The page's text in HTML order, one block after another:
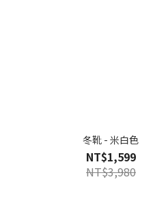
冬靴 - 米白色
NT$1,599
NT$3,980